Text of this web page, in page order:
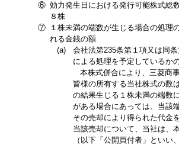
⑥ 効力発生日における発行可能株式総
８株
⑦
１株未満の端数が生じる場合の処理
れる金銭の額
(a)
会社法第235条第１項又は同
による処理を予定しているか
本株式併合により、三菱商
皆様の所有する当社株式の数
の結果生じる１株未満の端数
がある場合にあっては、当該
その売却により得られた代金
当該売却について、当社は、
（以下「公開買付者」とい